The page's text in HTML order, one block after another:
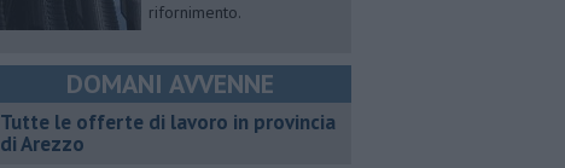
rifornimento.
DOMANI AVVENNE
​Tutte le offerte di lavoro in provincia
di Arezzo